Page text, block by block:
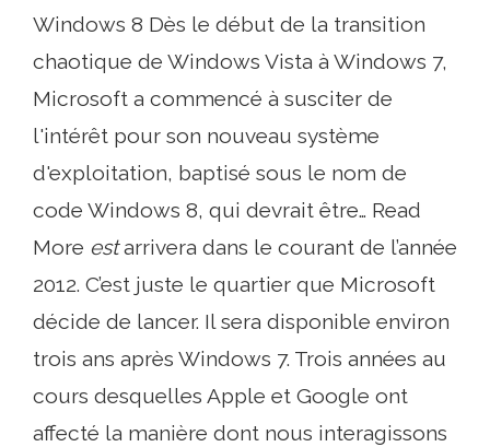
Windows 8 Dès le début de la transition
chaotique de Windows Vista à Windows 7,
Microsoft a commencé à susciter de
l'intérêt pour son nouveau système
d'exploitation, baptisé sous le nom de
code Windows 8, qui devrait être… Read
More estarrivera dans le courant de l’année
2012. C’est juste le quartier que Microsoft
décide de lancer. Il sera disponible environ
trois ans après Windows 7. Trois années au
cours desquelles Apple et Google ont
affecté la manière dont nous interagissons